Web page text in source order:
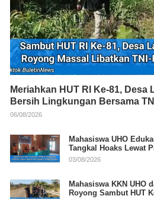
Meriahkan HUT RI Ke-81, Desa
Bersih Lingkungan Bersama
06/08/2026
Mahasiswa UHO
Tangkal Hoaks Lewat
03/08/2026
Mahasiswa KKN UHO
Royong Sambut HUT